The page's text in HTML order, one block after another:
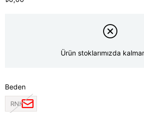
Ürün stoklarımızda
Beden
RNK